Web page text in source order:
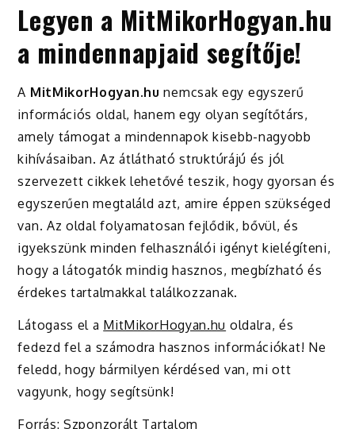
Legyen a MitMikorHogyan.hu
a mindennapjaid segítője!
A MitMikorHogyan.hu nemcsak egy egyszerű
információs oldal, hanem egy olyan segítőtárs,
amely támogat a mindennapok kisebb-nagyobb
kihívásaiban. Az átlátható struktúrájú és jól
szervezett cikkek lehetővé teszik, hogy gyorsan és
egyszerűen megtaláld azt, amire éppen szükséged
van. Az oldal folyamatosan fejlődik, bővül, és
igyekszünk minden felhasználói igényt kielégíteni,
hogy a látogatók mindig hasznos, megbízható és
érdekes tartalmakkal találkozzanak.
Látogass el a MitMikorHogyan.hu oldalra, és
fedezd fel a számodra hasznos információkat! Ne
feledd, hogy bármilyen kérdésed van, mi ott
vagyunk, hogy segítsünk!
Forrás: Szponzorált Tartalom